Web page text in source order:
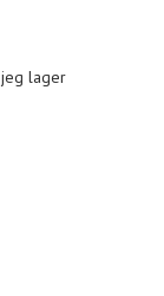
lager